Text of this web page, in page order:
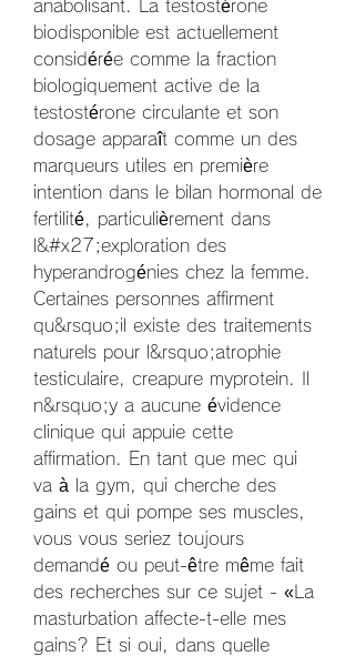
anabolisant. La testostérone
biodisponible est actuellement
considérée comme la fraction
biologiquement active de la
testostérone circulante et son
dosage apparaît comme un des
marqueurs utiles en première
intention dans le bilan hormonal de
fertilité, particulièrement dans
l&#x27;exploration des
hyperandrogénies chez la femme.
Certaines personnes affirment
qu&rsquo;il existe des traitements
naturels pour l&rsquo;atrophie
testiculaire, creapure myprotein. Il
n&rsquo;y a aucune évidence
clinique qui appuie cette
affirmation. En tant que mec qui
va à la gym, qui cherche des
gains et qui pompe ses muscles,
vous vous seriez toujours
demandé ou peut-être même fait
des recherches sur ce sujet - «La
masturbation affecte-t-elle mes
gains? Et si oui, dans quelle